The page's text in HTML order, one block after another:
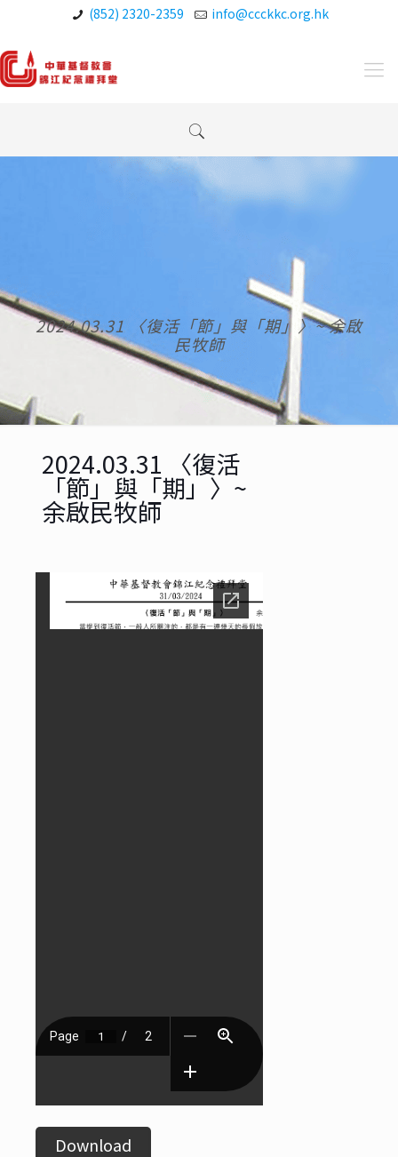
(852) 2320-2359 info@ccckkc.org.hk
2024.03.31 〈復活「節」與「期」〉~ 余啟
民牧師
2024.03.31 〈復活
「節」與「期」〉~
余啟民牧師
Download